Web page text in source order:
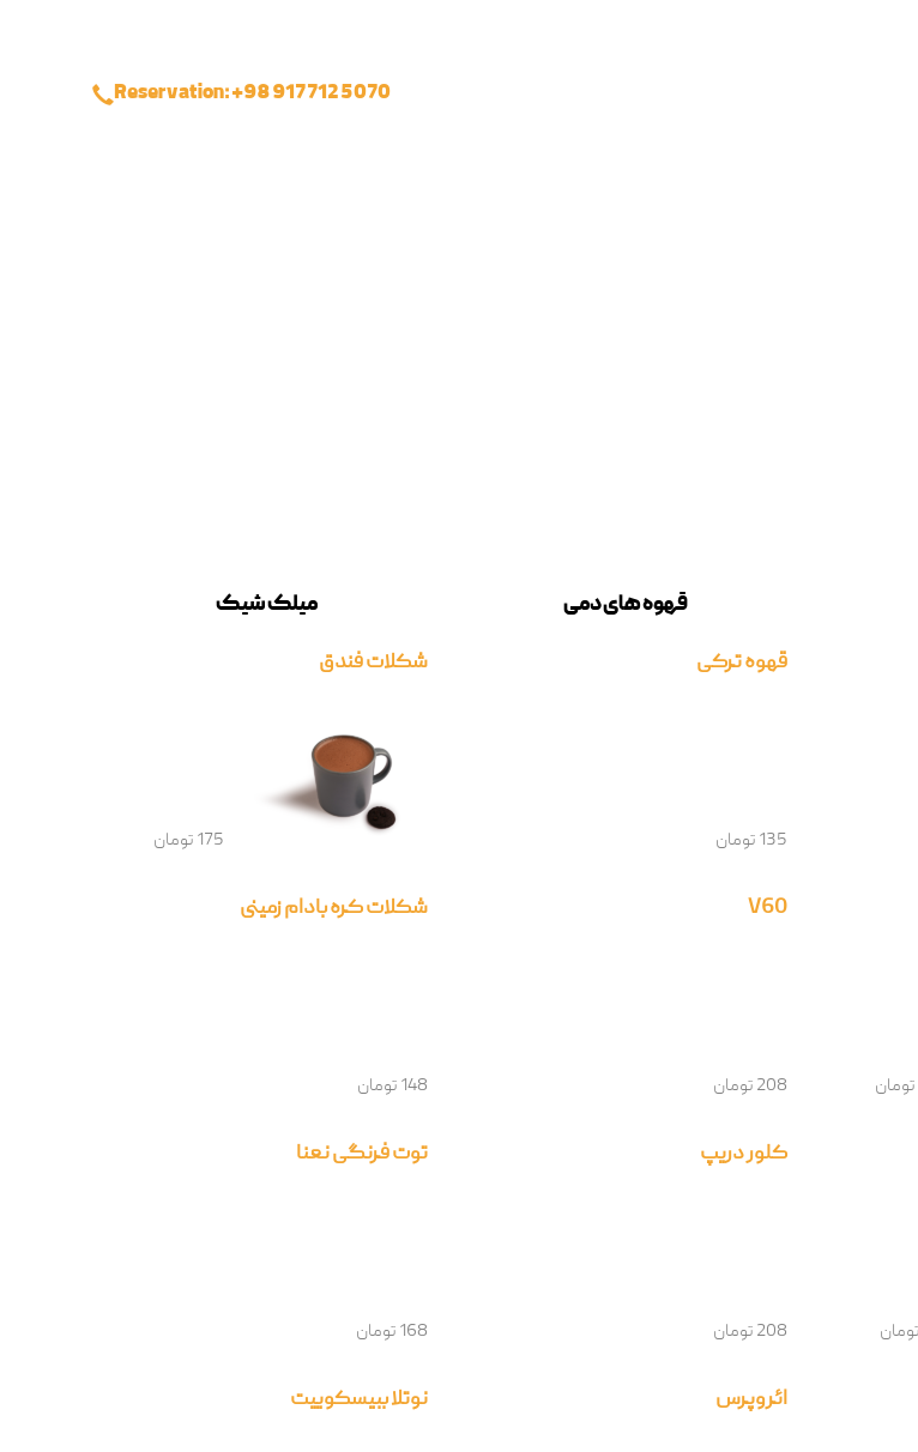
Reservation: +98 917 712 5070
قهوه های دمی
قهوه ترکی
135 تومان
V60
208 تومان
کلور دریپ
208 تومان
ائروپرس
میلک شیک
شکلات فندق
175 تومان
شکلات کره بادام زمینی
148 تومان
توت فرنگی نعنا
168 تومان
نوتلا ببیسکوییت